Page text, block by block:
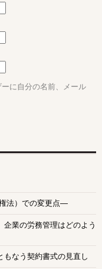
に自分の名前、メール
法）での変更点―
業の労務管理はどのよう
なう契約書式の見直し